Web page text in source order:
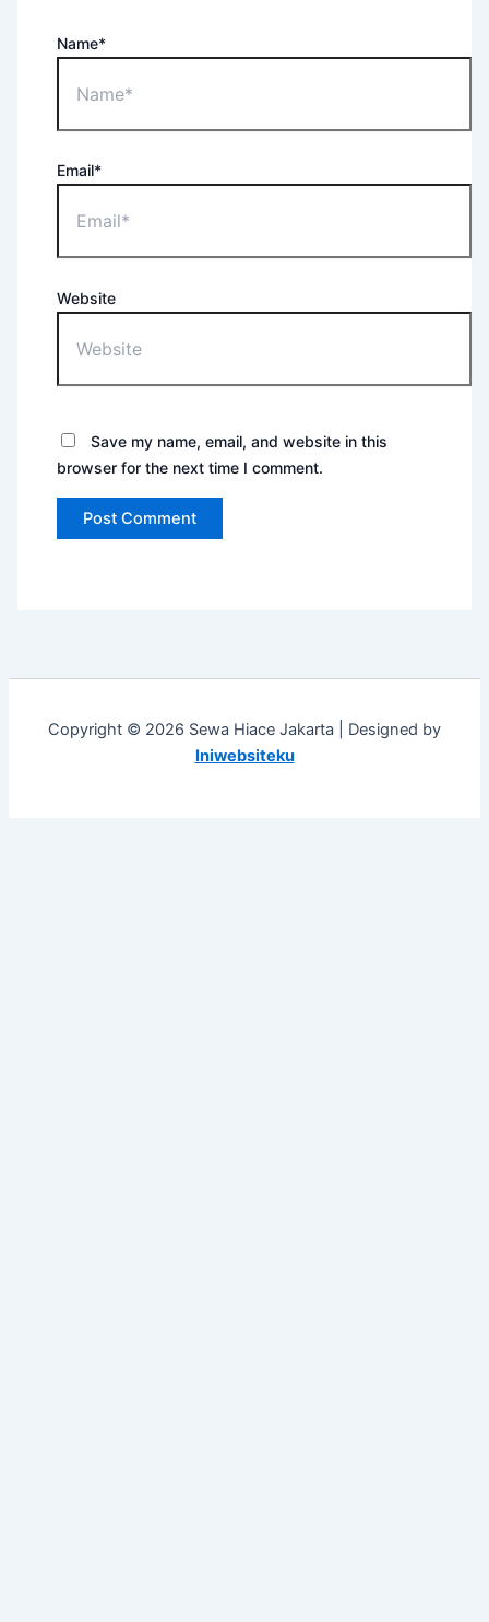
Name*
Email*
Website
Save my name, email, and website in this
browser for the next time I comment.
Copyright © 2026 Sewa Hiace Jakarta | Designed by
Iniwebsiteku